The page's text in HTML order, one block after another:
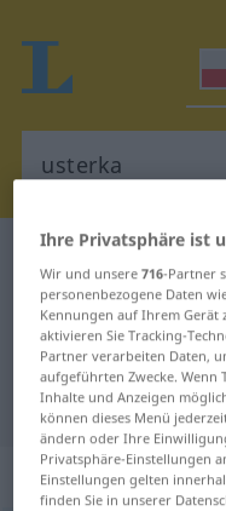
Polnisch-
Polnisch-
"usterka"
"usterka"
„usterka“:
Ihre Privatsphäre ist
Wir und unsere716-Partner
personenbezogene Daten
Kennungen auf Ihrem Gerät
aktivieren Sie Tracking-
Partner verarbeiten Daten,
aufgeführten Zwecke. Wenn
Inhalte und Anzeigen
können dieses Menü
ändern oder Ihre
Privatsphäre-Einstellungen
Einstellungen gelten
finden Sie in unserer